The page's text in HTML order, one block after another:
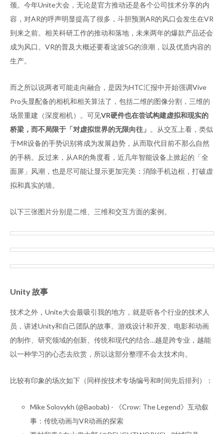
颈。今年Unite大会，无论是官方推动还是各个公司技术分享的内
容，对AR的呼声明显提高了很多，斗胆预测AR的风口会发生在VR
到来之前。相关科研工作的推动和落地，未来两年的爆款产品还会
成为风口。VR的普及大概还要看这波5G的浪潮，以及优质内容的
生产。
而之所以说两者可能走向融合，是因为HTC汇报中开始强调Vive
Pro头显配备的相机和相关算法了，包括二维的图像分割，三维的
场景重建（深度相机）。可见VR硬件也在尝试构建虚拟和现实的
桥梁，而不局限于「对虚拟世界的无限向往」 。从交互上看，类似
于MR设备的手势识别将成为发展趋势，从而取代目前不那么自然
的手柄。反过来，从AR的角度看，近几年智能设备上掀起的「全
面屏」风潮，也是尽可能让显示更加完美：消除手机边框，打破虚
拟和真实的墙。
以下三张图片分别是二维、三维和交互方面的案例。
Unity 故事
技术之外，Unite大会最吸引我的地方，就是听各个行业的技术人
员，讲述Unity和自己团队的故事。游戏设计和开发、电影和动画
的制作、研究领域的创新、传统和现代的结合…越是跨专业，越能
以一种学习的心态去欣赏，所以这部分整理不会太技术向。
比较有印象的场次如下（同样按技术专场编号和时间先后排列）：
Mike Solovykh (@Baobab) - 《Crow: The Legend》互动叙
事：传统动画与VR动画的探索